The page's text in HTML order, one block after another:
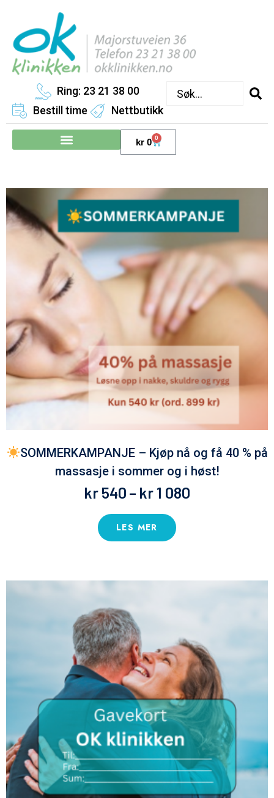
Ring: 23 21 38 00
Bestill time
Nettbutikk
kr 0 0
SOMMERKAMPANJE – Kjøp nå og få 40 % på
massasje i sommer og i høst!
kr 540 – kr 1 080
LES MER